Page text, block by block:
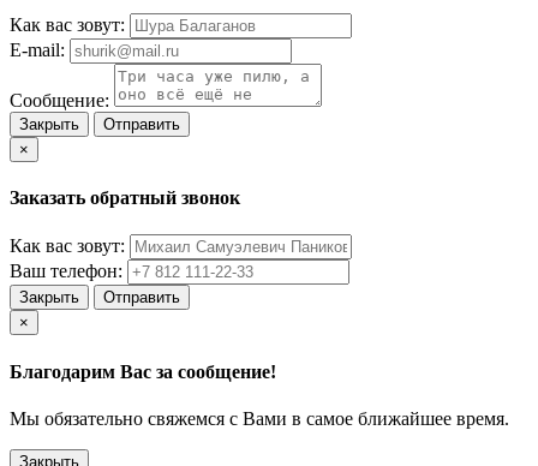
Как вас зовут:
E-mail:
Сообщение:
Закрыть
Отправить
×
Заказать обратный звонок
Как вас зовут:
Ваш телефон:
Закрыть
Отправить
×
Благодарим Вас за сообщение!
Мы обязательно свяжемся с Вами в самое ближайшее время.
Закрыть